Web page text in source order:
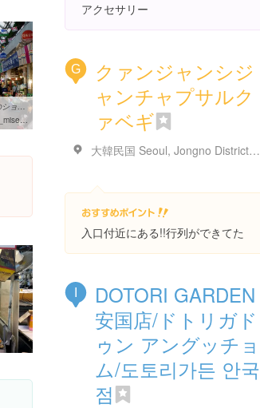
アクセサリー
広蔵市場｜仁寺洞・鐘路(ソウル)のショッピング店｜韓国旅行「コネスト」
G
クァンジャンシジ
ャンチャプサルク
ァベギ
大韓民国 Seoul, Jongno District, Jongno 4(sa)-ga, 188 105호
入口付近にある!!行列ができてた
DOTORI GARDEN
安国店/ドトリガド
ゥン アングッチョ
ム/도토리가든 안국
점